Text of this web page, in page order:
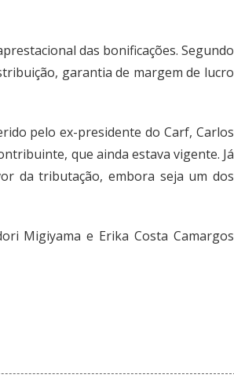
das bonificações. Segundo
garantia de margem de lucro
pelo ex-presidente do Carf, Carlos
que ainda estava vigente. Já
da tributação, embora seja um dos
Migiyama e Erika Costa Camargos